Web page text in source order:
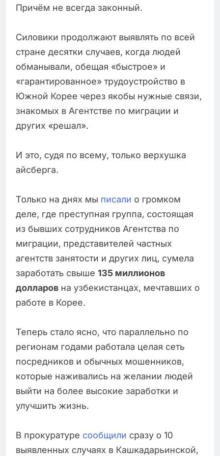
Причём не всегда законный.
Силовики продолжают выявлять по всей
стране десятки случаев, когда людей
обманывали, обещая «быстрое» и
«гарантированное» трудоустройство в
Южной Корее через якобы нужные связи,
знакомых в Агентстве по миграции и
других «решал».
И это, судя по всему, только верхушка
айсберга.
Только на днях мы писали о громком
деле, где преступная группа, состоящая
из бывших сотрудников Агентства по
миграции, представителей частных
агентств занятости и других лиц, сумела
заработать свыше 135 миллионов
долларов на узбекистанцах, мечтавших о
работе в Корее.
Теперь стало ясно, что параллельно по
регионам годами работала целая сеть
посредников и обычных мошенников,
которые наживались на желании людей
выйти на более высокие заработки и
улучшить жизнь.
В прокуратуре сообщили сразу о 10
выявленных случаях в Кашкадарьинской,